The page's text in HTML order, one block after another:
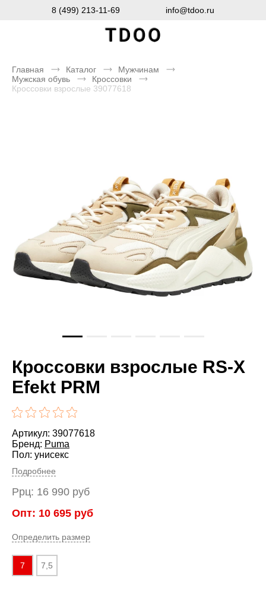
8 (499) 213-11-69 info@tdoo.ru
Главная Каталог
Мужчинам
Мужская обувь
Кроссовки
Кроссовки взрослые 39077618
Кроссовки взрослые RS-X
Efekt PRM
Артикул: 39077618
Бренд: Puma
Пол: унисекс
Подробнее
Ррц: 16 990 руб
Опт: 10 695 руб
Определить размер
7 7,5